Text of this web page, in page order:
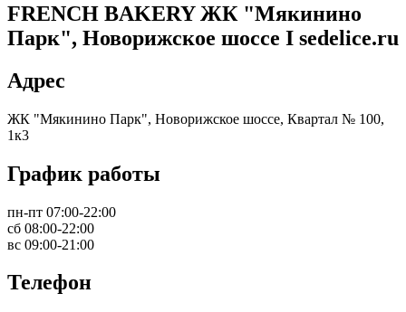
FRENCH BAKERY ЖК "Мякинино
Парк", Новорижское шоссе I sedelice.ru
Адрес
ЖК "Мякинино Парк", Новорижское шоссе, Квартал № 100,
1к3
График работы
пн-пт 07:00-22:00
сб 08:00-22:00
вс 09:00-21:00
Телефон